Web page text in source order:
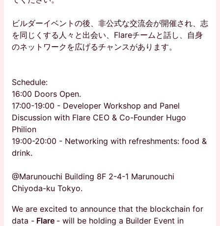
ビルダーイベントの後、非公式な交流会が開催され、志
を同じくする人々と出会い、Flareチームと話し、自身
のネットワークを広げるチャンスがあります。
Schedule:
16:00 Doors Open.
17:00-19:00 - Developer Workshop and Panel
Discussion with Flare CEO & Co-Founder Hugo
Philion
19:00-20:00 - Networking with refreshments: food &
drink.
@Marunouchi Building 8F 2-4-1 Marunouchi
Chiyoda-ku Tokyo.
We are excited to announce that the blockchain for
data - Flare - will be holding a Builder Event in